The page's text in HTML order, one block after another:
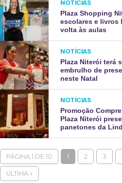
NOTÍCIAS
Plaza Shopping
escolares e livros
volta às aulas
NOTÍCIAS
Plaza Niterói terá
embrulho de
neste Natal
NOTÍCIAS
Promoção
Plaza Niterói
panetones da
PÁGINA 1 DE 10 1 2 3
ÚLTIMA »